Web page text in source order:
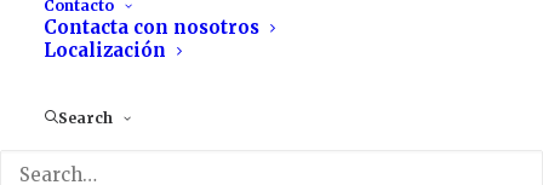
Contacto
Contacta con nosotros
Localización
Search
by webmaster